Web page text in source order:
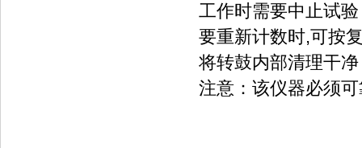
工作时需要中止试
要重新计数时,可按
将转鼓内部清理干
注意：该仪器必须